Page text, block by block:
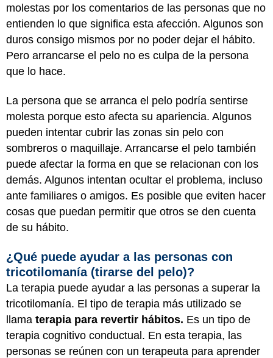
molestas por los comentarios de las personas que no
entienden lo que significa esta afección. Algunos son
duros consigo mismos por no poder dejar el hábito.
Pero arrancarse el pelo no es culpa de la persona
que lo hace.
La persona que se arranca el pelo podría sentirse
molesta porque esto afecta su apariencia. Algunos
pueden intentar cubrir las zonas sin pelo con
sombreros o maquillaje. Arrancarse el pelo también
puede afectar la forma en que se relacionan con los
demás. Algunos intentan ocultar el problema, incluso
ante familiares o amigos. Es posible que eviten hacer
cosas que puedan permitir que otros se den cuenta
de su hábito.
¿Qué puede ayudar a las personas con
tricotilomanía (tirarse del pelo)?
La terapia puede ayudar a las personas a superar la
tricotilomanía. El tipo de terapia más utilizado se
llama terapia para revertir hábitos. Es un tipo de
terapia cognitivo conductual. En esta terapia, las
personas se reúnen con un terapeuta para aprender